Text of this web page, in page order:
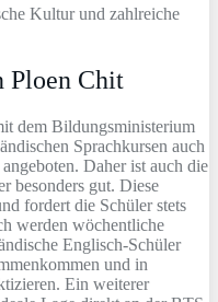
Kultur und zahlreiche
Ploen Chit
dem Bildungsministerium
Sprachkursen auch
Daher ist auch die
besonders gut. Diese
fordert die Schüler stets
werden wöchentliche
Englisch-Schüler
und in
Ein weiterer